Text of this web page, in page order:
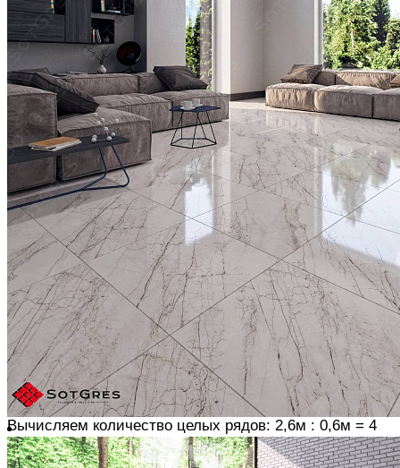
Для крупноформатных плит используем гребёнки с
зубцами прямоугольной или неправильной формы,
маркированные символом «R»
В зависимости от времени схватывания клея за один
заход укладывается 1 – 1,5 кв.м
АЛГОРИТМ УКЛАДКИ
Измеряем длину поверхности для укладки,
вычисляем сколько целых рядов плитки помещается
в линию укладки, распределяем ряды от центра к
краям
Плитка для крайних рядов подрезается.Если длина
крайнего ряда меньше 30% плиты (т.е. ряд получается
узкий) – количество целых рядов для укладки
уменьшаем на 1.
Аналогично расшиваем поверхность
по высоте
Например, длина стены 2,6 м. Для монтажа
используется плитка формата 0,6х0,6 м
Вычисляем количество целых рядов: 2,6м : 0,6м = 4
целых ряда и остаток 0,2 м